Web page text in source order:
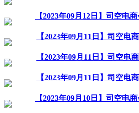
【2023年09月12日】司空电
【2023年09月11日】司空
【2023年09月11日】司空
【2023年09月11日】司空
【2023年09月10日】司空电